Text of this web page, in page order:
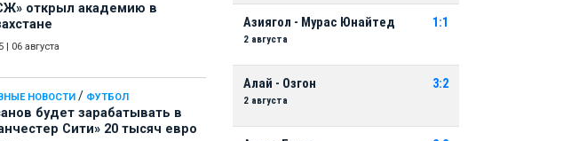
открыл академию в
06 августа
НОВОСТИ / ФУТБОЛ
будет зарабатывать в
Сити» 20 тысяч евро
Азиягол - Мурас Юнайтед
2 августа
1:1
Алай - Озгон
2 августа
3:2